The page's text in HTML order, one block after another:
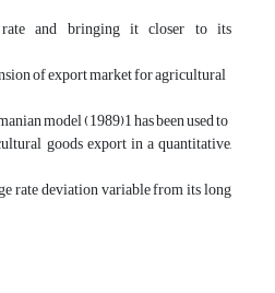
rate and bringing it closer to its
of export market for agricultural
model (1989)1 has been used to
goods export in a quantitative,
rate deviation variable from its long